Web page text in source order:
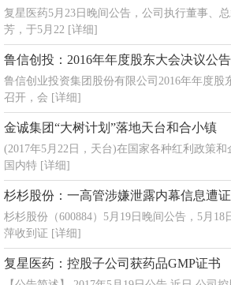
复星医药5月23日晚间公告，公司执行董事、
芳，于5月22 [详细]
鲁信创投：2016年年度股东大会决议公告
鲁信创业投资集团股份有限公司2016年年度股
召开，会 [详细]
金诚集团“大树计划”落地天台和合小镇
(2017年5月22日，天台)在国家各种红利政策和
国内特 [详细]
杉杉股份：一高管涉嫌泄露内幕信息遭
杉杉股份（600884）5月19日晚间公告，5月
萍收到证 [详细]
复星医药：控股子公司获药品GMP证书